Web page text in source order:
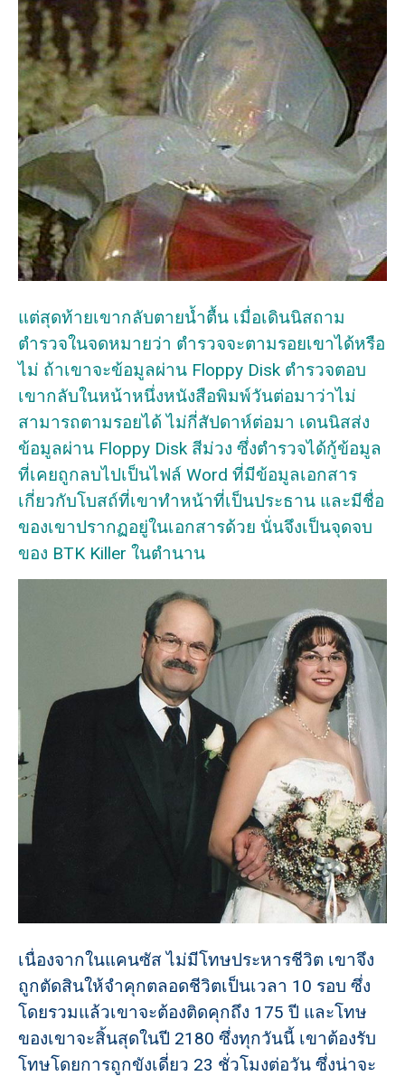
แต่สุดท้ายเขากลับตายน้ำตื้น เมื่อเดินนิสถาม
ตำรวจในจดหมายว่า ตำรวจจะตามรอยเขาได้หรือ
ไม่ ถ้าเขาจะข้อมูลผ่าน Floppy Disk ตำรวจตอบ
เขากลับในหน้าหนึ่งหนังสือพิมพ์วันต่อมาว่าไม่
สามารถตามรอยได้ ไม่กี่สัปดาห์ต่อมา เดนนิสส่ง
ข้อมูลผ่าน Floppy Disk สีม่วง ซึ่งตำรวจได้กู้ข้อมูล
ที่เคยถูกลบไปเป็นไฟล์ Word ที่มีข้อมูลเอกสาร
เกี่ยวกับโบสถ์ที่เขาทำหน้าที่เป็นประธาน และมีชื่อ
ของเขาปรากฏอยู่ในเอกสารด้วย นั่นจึงเป็นจุดจบ
ของ BTK Killer ในตำนาน
เนื่องจากในแคนซัส ไม่มีโทษประหารชีวิต เขาจึง
ถูกตัดสินให้จำคุกตลอดชีวิตเป็นเวลา 10 รอบ ซึ่ง
โดยรวมแล้วเขาจะต้องติดคุกถึง 175 ปี และโทษ
ของเขาจะสิ้นสุดในปี 2180 ซึ่งทุกวันนี้ เขาต้องรับ
โทษโดยการถูกขังเดี่ยว 23 ชั่วโมงต่อวัน ซึ่งน่าจะ